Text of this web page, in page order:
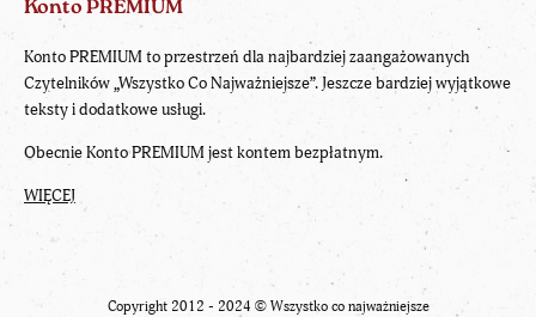
Konto PREMIUM
Konto PREMIUM to przestrzeń dla najbardziej zaangażowanych
Czytelników „Wszystko Co Najważniejsze”. Jeszcze bardziej wyjątkowe
teksty i dodatkowe usługi.
Obecnie Konto PREMIUM jest kontem bezpłatnym.
WIĘCEJ
Copyright 2012 - 2024 © Wszystko co najważniejsze